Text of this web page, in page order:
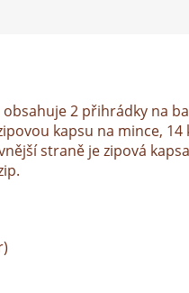
2 přihrádky na
kapsu na mince, 14
straně je zipová